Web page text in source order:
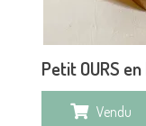
Petit OURS
Vendu